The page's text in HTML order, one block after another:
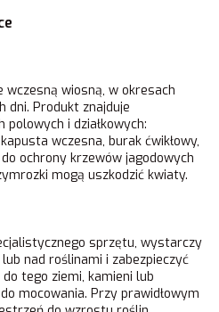
wczesną wiosną, w okresach
dni. Produkt znajduje
i działkowych:
wczesna, burak ćwikłowy,
ochrony krzewów jagodowych
mogą uszkodzić kwiaty.
sprzętu, wystarczy
nad roślinami i zabezpieczyć
tego ziemi, kamieni lub
mocowania. Przy prawidłowym